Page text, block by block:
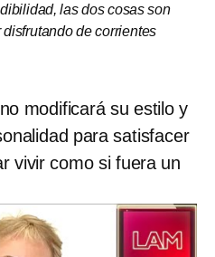
las dos cosas son
de corrientes
modificará su estilo y
para satisfacer
vivir como si fuera un